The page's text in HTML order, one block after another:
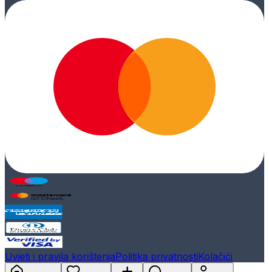
Uvjeti i pravila korištenjaPolitika privatnostiKolačići